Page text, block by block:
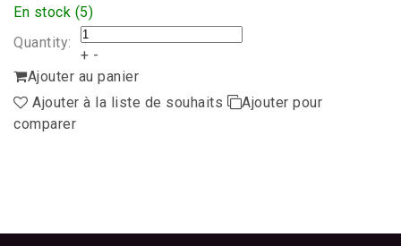
En stock (5)
Quantity:
+ -
Ajouter au panier
Ajouter à la liste de souhaits
Ajouter pour
comparer